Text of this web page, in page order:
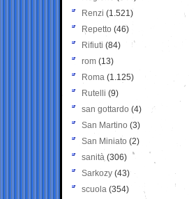
Renzi (1.521)
Repetto (46)
Rifiuti (84)
rom (13)
Roma (1.125)
Rutelli (9)
san gottardo (4)
San Martino (3)
San Miniato (2)
sanità (306)
Sarkozy (43)
scuola (354)